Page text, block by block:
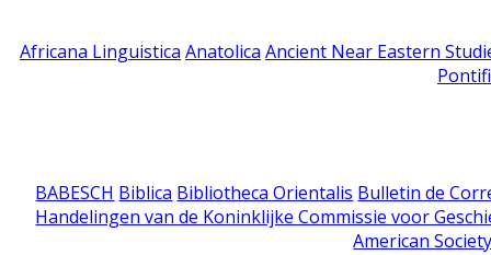
Africana Linguistica Anatolica Ancient Near Eastern
BABESCH Biblica Bibliotheca Orientalis Bulletin de
Handelingen van de Koninklijke Commissie voor
American